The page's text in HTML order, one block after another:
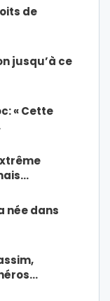
de
jusqu’à ce
« Cette
née dans